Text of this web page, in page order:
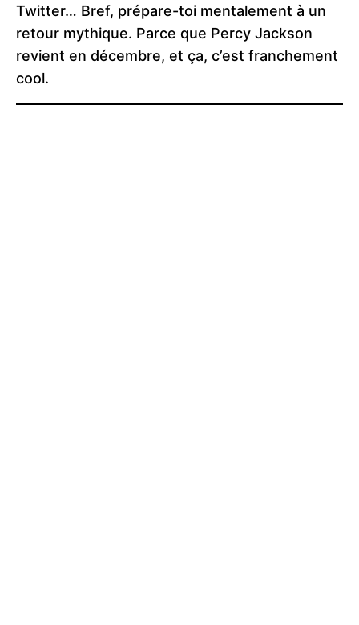
Twitter… Bref, prépare-toi mentalement à un
retour mythique. Parce que Percy Jackson
revient en décembre, et ça, c’est franchement
cool.